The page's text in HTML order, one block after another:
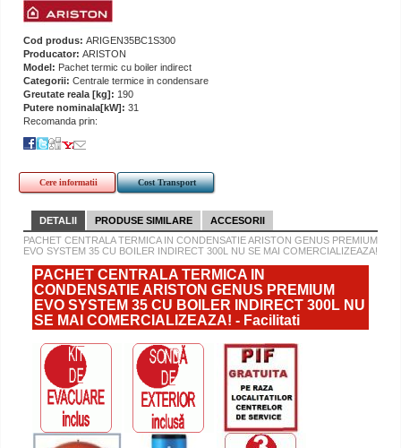
Cod produs: ARIGEN35BC1S300
Producator: ARISTON
Model: Pachet termic cu boiler indirect
Categorii: Centrale termice in condensare
Greutate reala [kg]: 190
Putere nominala[kW]: 31
Recomanda prin:
Cere informatii Cost Transport
DETALII PRODUSE SIMILARE
ACCESORII
PACHET CENTRALA TERMICA IN CONDENSATIE ARISTON GENUS PREMIUM
EVO SYSTEM 35 CU BOILER INDIRECT 300L NU SE MAI COMERCIALIZEAZA!
PACHET CENTRALA TERMICA IN
CONDENSATIE ARISTON GENUS PREMIUM
EVO SYSTEM 35 CU BOILER INDIRECT 300L NU
SE MAI COMERCIALIZEAZA! - Facilitati